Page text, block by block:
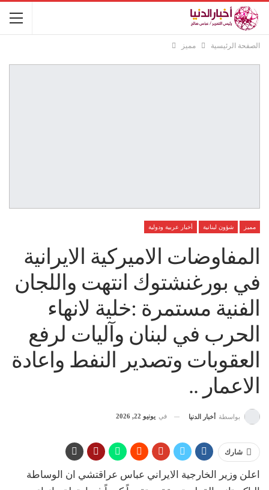
الصفحة الرئيسية مميز
مميز شؤون لبنانية أخبار عربية ودولية
المفاوضات الاميركية الايرانية
في بورغنشتوك انتهت واللجان
الفنية مستمرة :خلية لانهاء
الحرب في لبنان وآليات لرفع
العقوبات وتصدير النفط واعادة
الاعمار ..
بواسطة أخبار الدنيا في يونيو 22, 2026
شارك
اعلن وزير الخارجية الايراني عباس عراقتشي ان الوساطة